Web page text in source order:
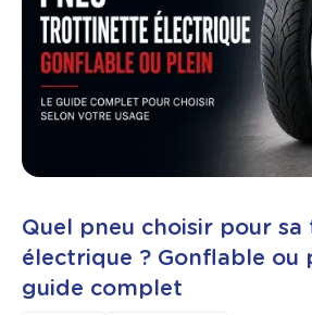
Quel pneu choisir pour
électrique ? Gonflable ou
guide complet